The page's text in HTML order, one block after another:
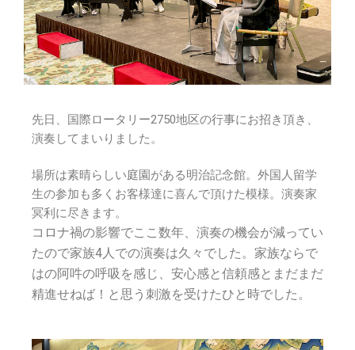
先日、国際ロータリー2750地区の行事にお招き頂き、
演奏してまいりました。
場所は素晴らしい庭園がある明治記念館。外国人留学
生の参加も多くお客様達に喜んで頂けた模様。演奏家
冥利に尽きます。
コロナ禍の影響でここ数年、演奏の機会が減ってい
たので家族4人での演奏は久々でした。家族ならで
はの阿吽の呼吸を感じ、安心感と信頼感とまだまだ
精進せねば！と思う刺激を受けたひと時でした。